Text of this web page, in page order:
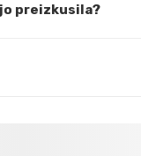
preizkusila?